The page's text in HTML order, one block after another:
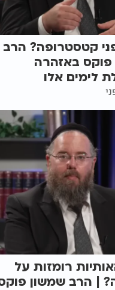
קטסטרופה? הרב
פוקס באזהרה
לימים אלו
רומזות על
| הרב שמשון